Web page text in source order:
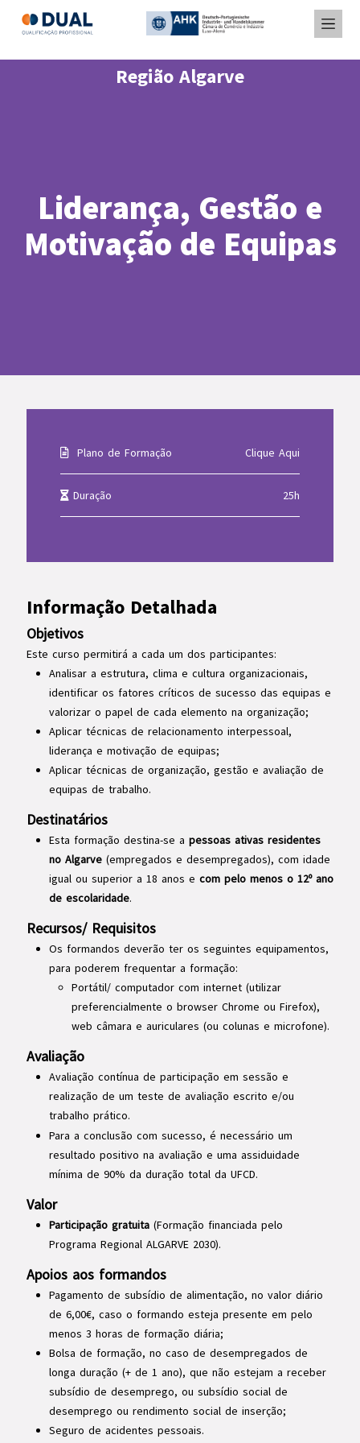
Região Algarve
Liderança, Gestão e
Motivação de Equipas
Informação Detalhada
Objetivos
Este curso permitirá a cada um dos participantes:
Analisar a estrutura, clima e cultura organizacionais,
identificar os fatores críticos de sucesso das equipas e
valorizar o papel de cada elemento na organização;
Aplicar técnicas de relacionamento interpessoal,
liderança e motivação de equipas;
Aplicar técnicas de organização, gestão e avaliação de
equipas de trabalho.
Destinatários
Esta formação destina-se a pessoas ativas residentes
no Algarve(empregados e desempregados), com idade
igual ou superior a 18 anos e com pelo menos o 12º ano
de escolaridade.
Recursos/ Requisitos
Os formandos deverão ter os seguintes equipamentos,
para poderem frequentar a formação:
Portátil/ computador com internet (utilizar
preferencialmente o browser Chrome ou Firefox),
web câmara e auriculares (ou colunas e microfone).
Avaliação
Avaliação contínua de participação em sessão e
realização de um teste de avaliação escrito e/ou
trabalho prático.
Para a conclusão com sucesso, é necessário um
resultado positivo na avaliação e uma assiduidade
mínima de 90% da duração total da UFCD.
Valor
Participação gratuita(Formação financiada pelo
Programa Regional ALGARVE 2030).
Apoios aos formandos
Pagamento de subsídio de alimentação, no valor diário
de 6,00€, caso o formando esteja presente em pelo
menos 3 horas de formação diária;
Bolsa de formação, no caso de desempregados de
longa duração (+ de 1 ano), que não estejam a receber
subsídio de desemprego, ou subsídio social de
desemprego ou rendimento social de inserção;
Seguro de acidentes pessoais.
Plano de Formação Clique Aqui
Duração 25h